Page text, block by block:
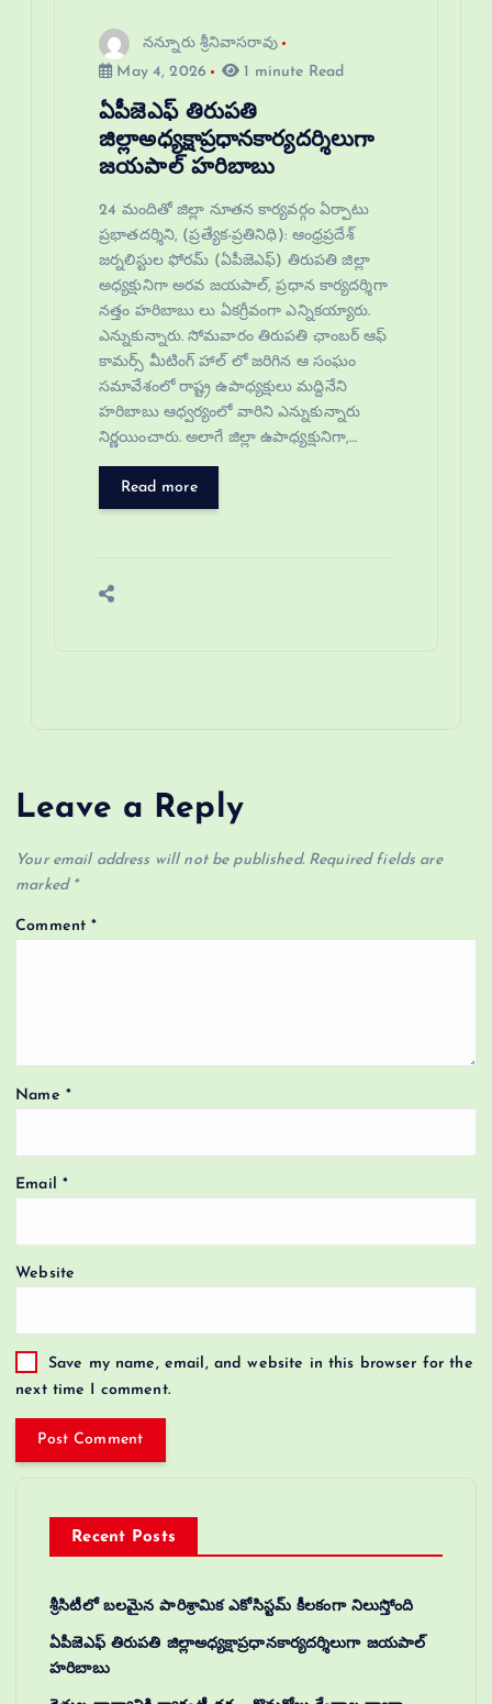
నన్నూరు శ్రీనివాసరావు
May 4, 2026
1 minute Read
ఏపీజెఎఫ్ తిరుపతి
జిల్లాఅధ్యక్షాప్రధానకార్యదర్శిలుగా
జయపాల్ హరిబాబు
24 మందితో జిల్లా నూతన కార్యవర్గం ఏర్పాటు
ప్రభాతదర్శిని, (ప్రత్యేక-ప్రతినిధి): ఆంధ్రప్రదేశ్
జర్నలిస్టుల ఫోరమ్ (ఏపీజెఎఫ్) తిరుపతి జిల్లా
అధ్యక్షునిగా అరవ జయపాల్, ప్రధాన కార్యదర్శిగా
నత్తం హరిబాబు లు ఏకగ్రీవంగా ఎన్నికయ్యారు.
ఎన్నుకున్నారు. సోమవారం తిరుపతి ఛాంబర్ ఆఫ్
కామర్స్ మీటింగ్ హాల్ లో జరిగిన ఆ సంఘం
సమావేశంలో రాష్ట్ర ఉపాధ్యక్షులు మద్దినేని
హరిబాబు ఆధ్వర్యంలో వారిని ఎన్నుకున్నారు
నిర్ణయించారు. అలాగే జిల్లా ఉపాధ్యక్షునిగా,…
Read more
Leave a Reply
Your email address will not be published. Required fields are
marked *
Comment*
Name *
Email *
Website
Save my name, email, and website in this browser for the
next time I comment.
Recent Posts
శ్రీసిటీలో బలమైన పారిశ్రామిక ఎకోసిస్టమ్ కీలకంగా నిలుస్తోంది
ఏపీజెఎఫ్ తిరుపతి జిల్లాఅధ్యక్షాప్రధానకార్యదర్శిలుగా జయపాల్
హరిబాబు